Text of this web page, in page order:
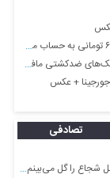
را رونمایی کرد
جورجینا + عکس
تصادفی
کارت قرمز به شک افتادیم